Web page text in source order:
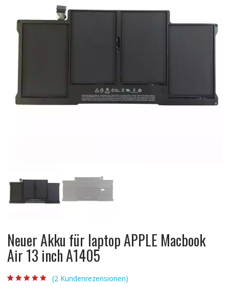
Neuer Akku für laptop APPLE Macbook
Air 13 inch A1405
(2 Kundenrezensionen)